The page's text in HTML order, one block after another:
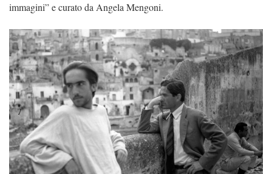
immagini” e curato da Angela Mengoni.